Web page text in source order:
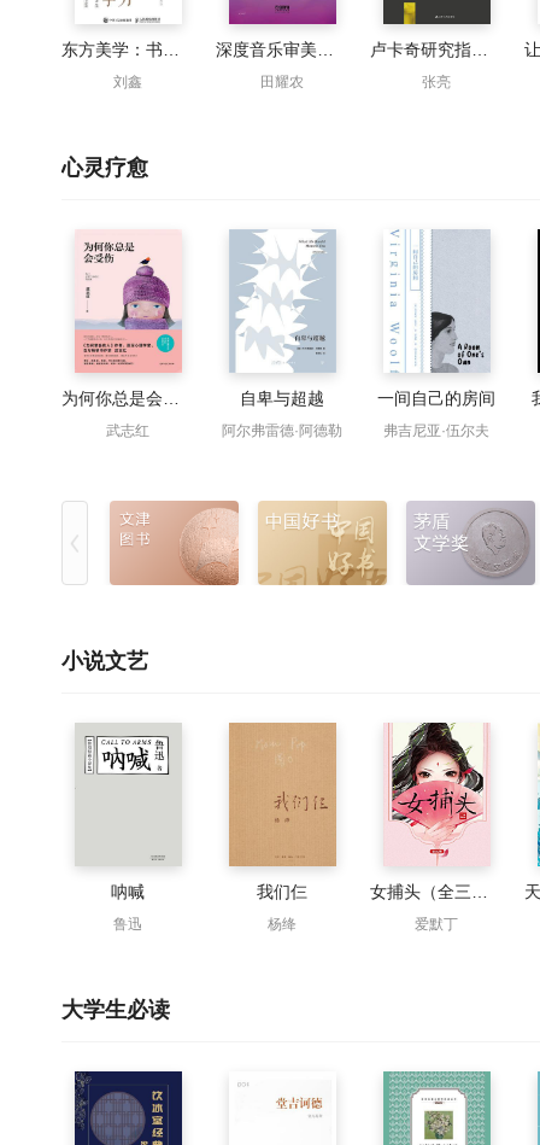
刘鑫 田耀农 张亮
心灵疗愈
武志红
自卑与超越
阿尔弗雷德·阿德勒
一间自己的房间
弗吉尼亚·伍尔夫
小说文艺
呐喊
鲁迅
我们仨
杨绛 爱默丁
大学生必读